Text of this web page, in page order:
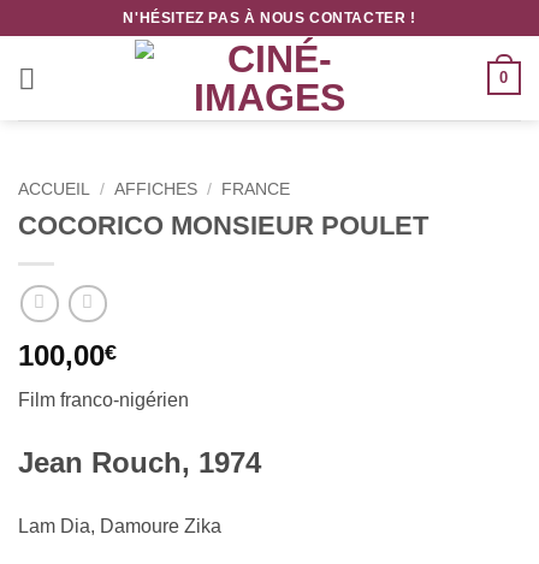
contenu
N'HÉSITEZ PAS À NOUS CONTACTER !
0
ACCUEIL / AFFICHES / FRANCE
COCORICO MONSIEUR POULET
100,00€
Film franco-nigérien
Jean Rouch, 1974
Lam Dia, Damoure Zika